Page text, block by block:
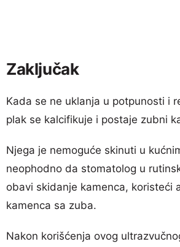
Zaključak
Kada se ne uklanja u potpunosti i
plak se kalcifikuje i postaje zubni
Njega je nemoguće skinuti u
neophodno da stomatolog u
obavi skidanje kamenca, koristeći
kamenca sa zuba.
Nakon korišćenja ovog